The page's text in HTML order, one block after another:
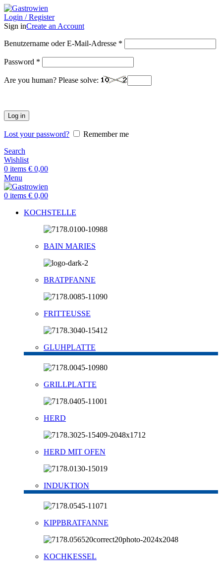
Login / Register
Sign inCreate an Account
Benutzername oder E-Mail-Adresse *
Password *
Are you human? Please solve:
Log in
Lost your password?
Remember me
Search
Wishlist
0 items € 0,00
Menu
0 items € 0,00
KOCHSTELLE
BAIN MARIES
BRATPFANNE
FRITTEUSSE
GLUHPLATTE
GRILLPLATTE
HERD
HERD MIT OFEN
INDUKTION
KIPPBRATFANNE
KOCHKESSEL